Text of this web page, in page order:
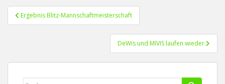
Beitragsnavigation
Ergebnis Blitz-Mannschaftmeisterschaft
DeWis und MIVIS laufen wieder